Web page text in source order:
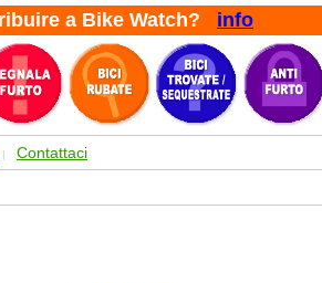
a Bike Watch? info
| Contattaci